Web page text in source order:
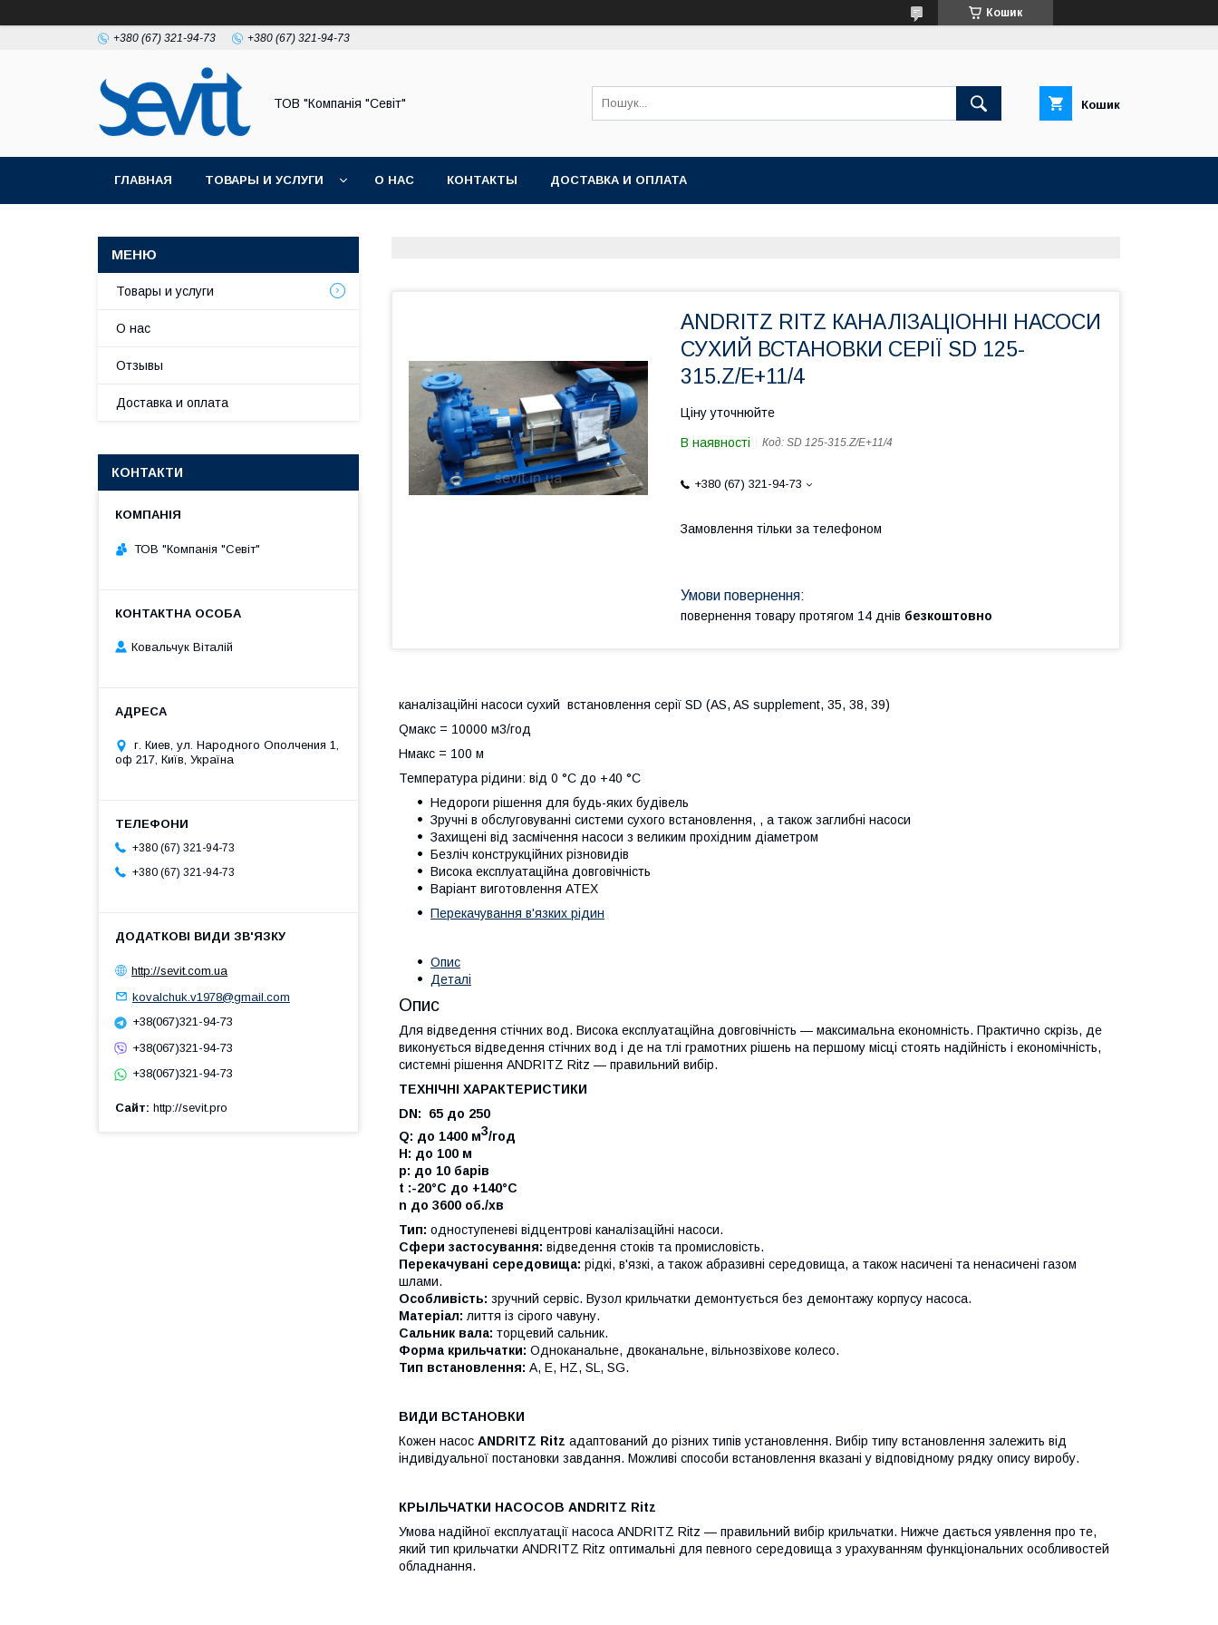
Кошик
+380 (67) 321-94-73 +380 (67) 321-94-73
ТОВ "Компанія "Севіт" Кошик
ГЛАВНАЯ ТОВАРЫ И УСЛУГИ О НАС КОНТАКТЫ ДОСТАВКА И ОПЛАТА
ANDRITZ RITZ КАНАЛІЗАЦІОННІ НАСОСИ
СУХИЙ ВСТАНОВКИ СЕРІЇ SD 125-
315.Z/E+11/4
Ціну уточнюйте
В наявності Код: SD 125-315.Z/E+11/4
+380 (67) 321-94-73
Замовлення тільки за телефоном
повернення товару протягом 14 днів безкоштовно
каналізаційні насоси сухий встановлення серії SD (AS, AS supplement, 35, 38, 39)
Qмакс = 10000 м3/год
Hмакс = 100 м
Температура рідини: від 0 °C до +40 °C
Недороги рішення для будь-яких будівель
Зручні в обслуговуванні системи сухого встановлення, , а також заглибні насоси
Захищені від засмічення насоси з великим прохідним діаметром
Безліч конструкційних різновидів
Висока експлуатаційна довговічність
Варіант виготовлення ATEX
Перекачування в'язких рідин
Опис
Деталі
Опис
Для відведення стічних вод. Висока експлуатаційна довговічність — максимальна економність. Практично скрізь, де
виконується відведення стічних вод і де на тлі грамотних рішень на першому місці стоять надійність і економічність,
системні рішення ANDRITZ Ritz — правильний вибір.
ТЕХНІЧНІ ХАРАКТЕРИСТИКИ
DN: 65 до 250
Q: до 1400 м3/год
H: до 100 м
p: до 10 барів
t :-20°C до +140°C
n до 3600 об./хв
Тип: одноступеневі відцентрові каналізаційні насоси.
Сфери застосування: відведення стоків та промисловість.
Перекачувані середовища: рідкі, в'язкі, а також абразивні середовища, а також насичені та ненасичені газом
шлами.
Особливість: зручний сервіс. Вузол крильчатки демонтується без демонтажу корпусу насоса.
Матеріал: лиття із сірого чавуну.
Сальник вала: торцевий сальник.
Форма крильчатки: Oдноканальне, двоканальне, вільнозвіхове колесо.
Тип встановлення: A, E, HZ, SL, SG.
ВИДИ ВСТАНОВКИ
Кожен насос ANDRITZ Ritz адаптований до різних типів установлення. Вибір типу встановлення залежить від
індивідуальної постановки завдання. Можливі способи встановлення вказані у відповідному рядку опису виробу.
КРЫЛЬЧАТКИ НАСОСОВ ANDRITZ Ritz
Умова надійної експлуатації насоса ANDRITZ Ritz — правильний вибір крильчатки. Нижче дається уявлення про те,
який тип крильчатки ANDRITZ Ritz оптимальні для певного середовища з урахуванням функціональних особливостей
обладнання.
Товары и услуги
О нас
Отзывы
Доставка и оплата
КОНТАКТИ
ТОВ "Компанія "Севіт"
Ковальчук Віталій
г. Киев, ул. Народного Ополчения 1,
оф 217, Київ, Україна
+380 (67) 321-94-73
+380 (67) 321-94-73
http://sevit.com.ua
kovalchuk.v1978@gmail.com
+38(067)321-94-73
+38(067)321-94-73
+38(067)321-94-73
Сайт http://sevit.pro